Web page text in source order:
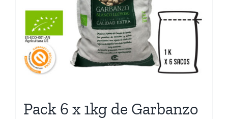
Pack 6 x 1kg de Garbanzo